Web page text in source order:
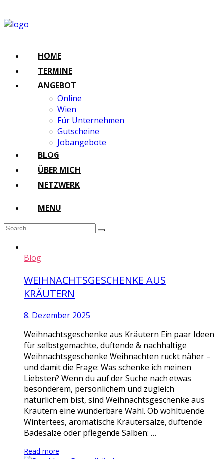
HOME
TERMINE
ANGEBOT
Online
Wien
Für Unternehmen
Gutscheine
Jobangebote
BLOG
ÜBER MICH
NETZWERK
MENU
Blog
WEIHNACHTSGESCHENKE AUS
KRÄUTERN
8. Dezember 2025
Weihnachtsgeschenke aus Kräutern Ein paar Ideen
für selbstgemachte, duftende & nachhaltige
Weihnachtsgeschenke Weihnachten rückt näher –
und damit die Frage: Was schenke ich meinen
Liebsten? Wenn du auf der Suche nach etwas
besonderem, persönlichem und zugleich
natürlichem bist, sind Weihnachtsgeschenke aus
Kräutern eine wunderbare Wahl. Ob wohltuende
Wintertees, aromatische Kräutersalze, duftende
Badesalze oder pflegende Salben: …
Read more